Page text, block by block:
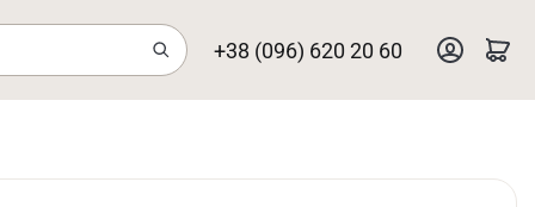
+38 (096) 620 20 60